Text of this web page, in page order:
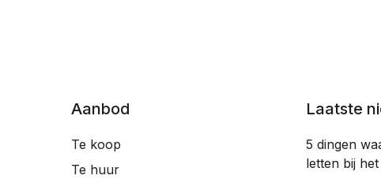
Aanbod
Te koop
Te huur
Laatste
5 dingen
letten bij